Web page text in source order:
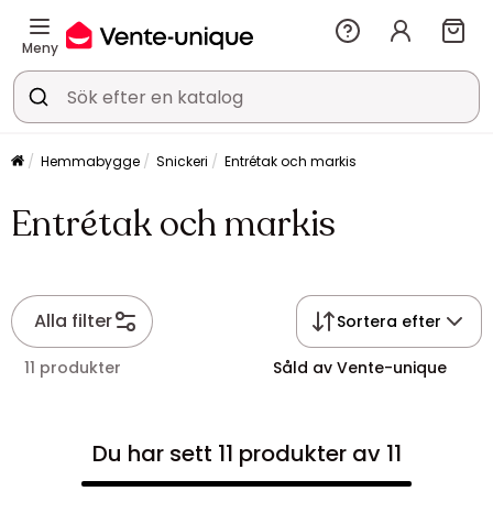
Meny
Hemmabygge Snickeri Entrétak och markis
Entrétak och markis
Alla filter Sortera efter
11 produkter Såld av Vente-unique
Du har sett 11 produkter av 11